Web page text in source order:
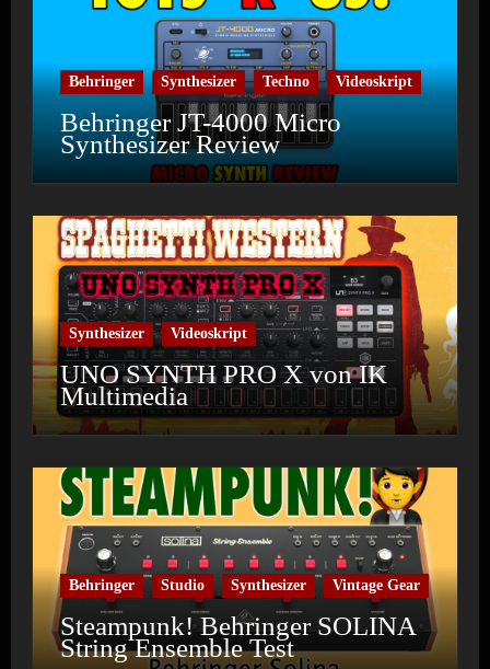
Behringer Synthesizer Techno Videoskript
Behringer JT-4000 Micro
Synthesizer Review
Synthesizer Videoskript
UNO SYNTH PRO X von IK
Multimedia
Behringer Studio Synthesizer Vintage Gear
Steampunk! Behringer SOLINA
String Ensemble Test